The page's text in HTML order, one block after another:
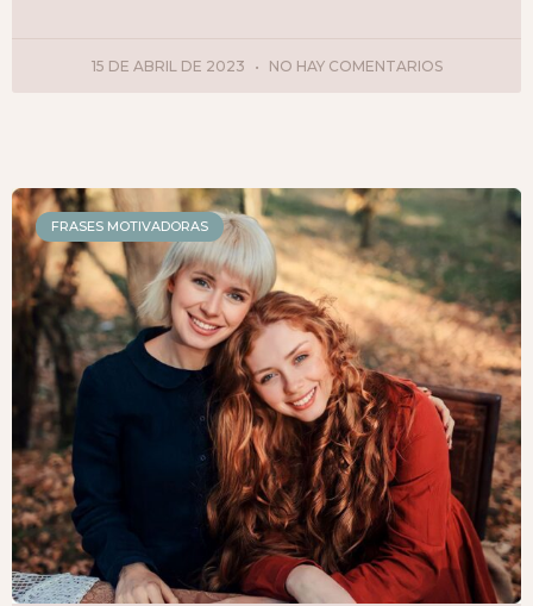
15 DE ABRIL DE 2023 NO HAY COMENTARIOS
FRASES MOTIVADORAS